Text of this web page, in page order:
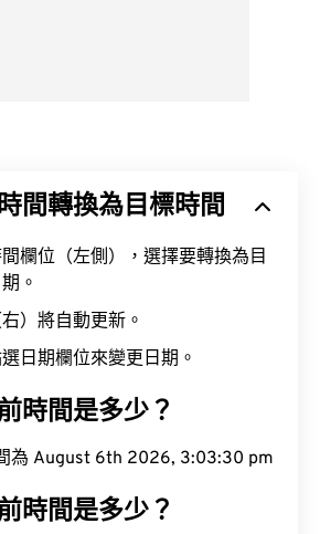
間轉換為目標時間
欄位（左側），選擇要轉換為目
。
）將自動更新。
日期欄位來變更日期。
時間是多少？
為 August 6th 2026, 3:03:31 pm
時間是多少？